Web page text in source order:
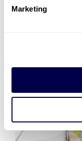
Marketing